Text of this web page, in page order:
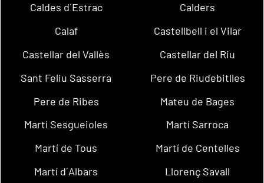
Caldes d´Estrac
Calders
Calaf
Castellbell i el Vilar
Castellar del Vallès
Castellar del Riu
Sant Feliu Sasserra
Pere de Riudebitlles
Pere de Ribes
Mateu de Bages
Martí Sesgueioles
Martí Sarroca
Martí de Tous
Martí de Centelles
Martí d´Albars
Llorenç Savall